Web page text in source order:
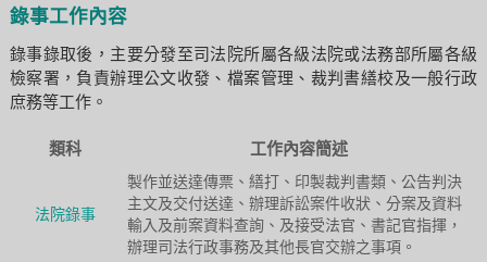
錄事工作內容
錄事錄取後，主要分發至司法院所屬各級法院或法務部所屬各級
檢察署，負責辦理公文收發、檔案管理、裁判書繕校及一般行政
庶務等工作。
類科 工作內容簡述
法院錄事
製作並送達傳票、繕打、印製裁判書類、公告判決
主文及交付送達、辦理訴訟案件收狀、分案及資料
輸入及前案資料查詢、及接受法官、書記官指揮，
辦理司法行政事務及其他長官交辦之事項。